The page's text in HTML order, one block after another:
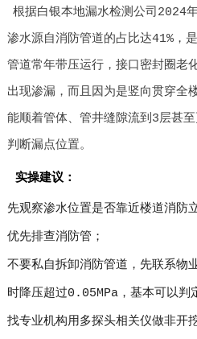
根据白银本地漏水检测公司2024
渗水源自消防管道的占比达41%，
管道常年带压运行，接口密封圈老
出现渗漏，而且因为是竖向贯穿全
能顺着管体、管井缝隙流到3层甚
判断漏点位置。
实操建议：
先观察渗水位置是否靠近楼道消防
优先排查消防管；
不要私自拆卸消防管道，先联系物
时降压超过0.05MPa，基本可以判
找专业机构用多探头相关仪做非开